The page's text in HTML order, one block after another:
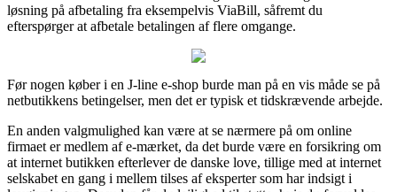
løsning på afbetaling fra eksempelvis ViaBill, såfremt du
efterspørger at afbetale betalingen af flere omgange.
Før nogen køber i en J-line e-shop burde man på en vis måde se på
netbutikkens betingelser, men det er typisk et tidskrævende arbejde.
En anden valgmulighed kan være at se nærmere på om online
firmaet er medlem af e-mærket, da det burde være en forsikring om
at internet butikken efterlever de danske love, tillige med at internet
selskabet en gang i mellem tilses af eksperter som har indsigt i